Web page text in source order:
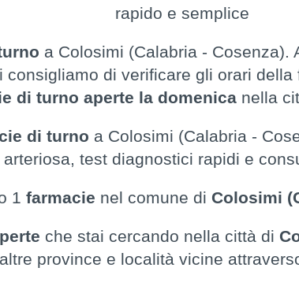
rapido e semplice
a Colosimi (Calabria -
di verificare gli orari
di turno aperte la domenica nella
di turno a Colosimi (Calabria -
test diagnostici rapidi e
1 farmacie nel comune di Colosimi
che stai cercando nella città di
altre province e località vicine